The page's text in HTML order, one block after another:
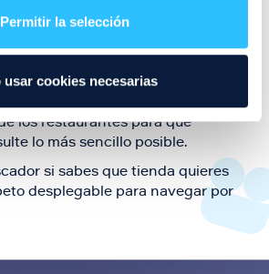
Permitir la selección
usar cookies necesarias
oferta de ocio y shopping durante
la información necesaria de
marcas. Sus datos de contacto y
los restaurantes para que
lo más sencillo posible.
si sabes que tienda quieres
desplegable para navegar por